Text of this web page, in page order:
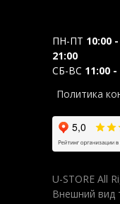
ПН-ПТ 10:00 -
21:00
СБ-ВС 11:00 -
U-STORE All
Внешний вид
Политика